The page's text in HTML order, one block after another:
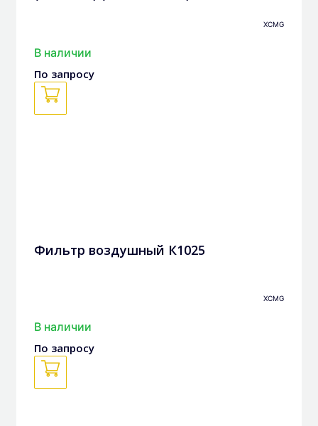
XCMG
В наличии
По запросу
Фильтр воздушный К1025
XCMG
В наличии
По запросу